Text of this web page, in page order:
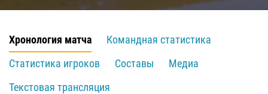
Хронология матча
Командная статистика
Статистика игроков
Составы
Медиа
Текстовая трансляция